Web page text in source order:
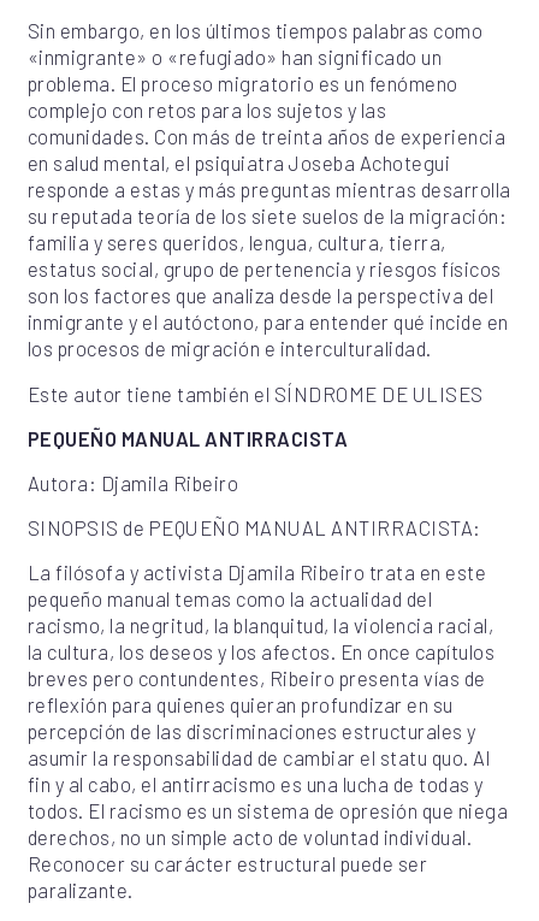
Sin embargo, en los últimos tiempos palabras como
«inmigrante» o «refugiado» han significado un
problema. El proceso migratorio es un fenómeno
complejo con retos para los sujetos y las
comunidades. Con más de treinta años de experiencia
en salud mental, el psiquiatra Joseba Achotegui
responde a estas y más preguntas mientras desarrolla
su reputada teoría de los siete suelos de la migración:
familia y seres queridos, lengua, cultura, tierra,
estatus social, grupo de pertenencia y riesgos físicos
son los factores que analiza desde la perspectiva del
inmigrante y el autóctono, para entender qué incide en
los procesos de migración e interculturalidad.
Este autor tiene también el SÍNDROME DE ULISES
PEQUEÑO MANUAL ANTIRRACISTA
Autora: Djamila Ribeiro
SINOPSIS de PEQUEÑO MANUAL ANTIRRACISTA:
La filósofa y activista Djamila Ribeiro trata en este
pequeño manual temas como la actualidad del
racismo, la negritud, la blanquitud, la violencia racial,
la cultura, los deseos y los afectos. En once capítulos
breves pero contundentes, Ribeiro presenta vías de
reflexión para quienes quieran profundizar en su
percepción de las discriminaciones estructurales y
asumir la responsabilidad de cambiar el statu quo. Al
fin y al cabo, el antirracismo es una lucha de todas y
todos. El racismo es un sistema de opresión que niega
derechos, no un simple acto de voluntad individual.
Reconocer su carácter estructural puede ser
paralizante.